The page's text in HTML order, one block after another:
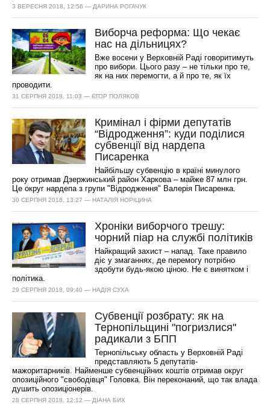
3 ВЕРЕСНЯ 2018, 12:56 — ДАРИНА РОГАЧУК
Виборча реформа: Що чекає
нас на дільницях?
Вже восени у Верховній Раді говоритимуть
про вибори. Цього разу – не тільки про те,
як на них перемогти, а й про те, як їх
проводити.
31 СЕРПНЯ 2018, 11:03 — ЄГОР ПОЛЯКОВ
Кримінал і фірми депутатів
“Відродження”: куди поділися
субвенції від нардепа
Писаренка
Найбільшу субвенцію в країні минулого
року отримав Дзержинський район Харкова – майже 87 млн грн.
Це округ нардепа з групи "Відродження" Валерія Писаренка.
30 СЕРПНЯ 2018, 13:27 — НАТАЛІЯ НОРІЦИНА
Хроніки виборчого трешу:
чорний піар на службі політиків
Найкращий захист – напад. Таке правило
діє у змаганнях, де перемогу потрібно
здобути будь-якою ціною. Не є винятком і
політика.
29 СЕРПНЯ 2018, 09:40 — НАДІЯ СУХА
Субвенції розбрату: як на
Тернопільщині "погризлися"
радикали з БПП
Тернопільську область у Верховній Раді
представляють 5 депутатів-
мажоритарників. Найменше субвенційних коштів отримав округ
опозиційного "свободівця" Головка. Він переконаний, що так влада
душить опозиціонерів.
28 СЕРПНЯ 2018, 12:12 — ДІАНА БИХ